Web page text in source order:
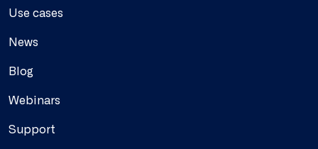
Use cases
News
Blog
Webinars
Support